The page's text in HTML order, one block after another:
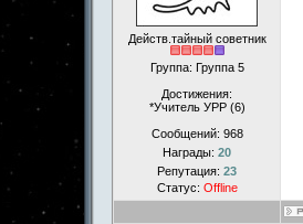
Действ.тайный советник
Группа: Группа 5
Достижения:
*Учитель УРР (6)
Сообщений: 968
Награды: 20
Репутация: 23
Статус: Offline